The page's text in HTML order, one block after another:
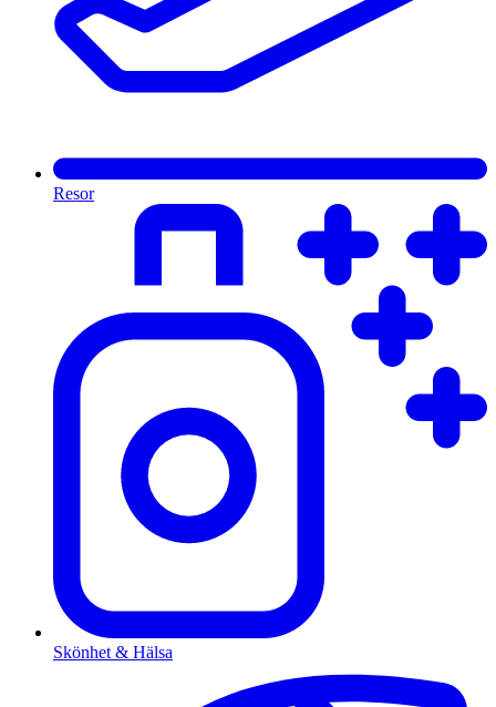
Resor
Skönhet & Hälsa